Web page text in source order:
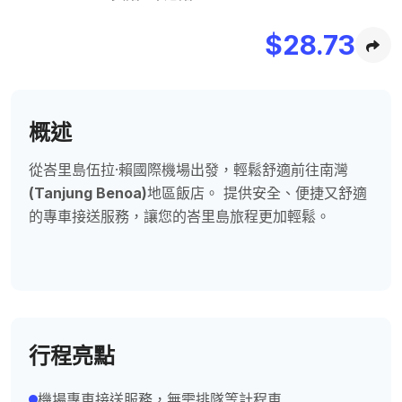
$28.73
概述
從峇里島伍拉·賴國際機場出發，輕鬆舒適前往南灣
(Tanjung Benoa)地區飯店。 提供安全、便捷又舒適
的專車接送服務，讓您的峇里島旅程更加輕鬆。
行程亮點